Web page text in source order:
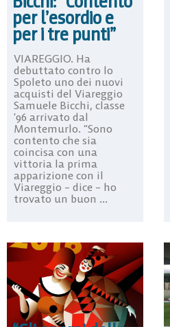
per l’esordio e
per i tre punti”
VIAREGGIO. Ha
debuttato contro lo
Spoleto uno dei nuovi
acquisti del Viareggio
Samuele Bicchi, classe
’96 arrivato dal
Montemurlo. “Sono
contento che sia
coincisa con una
vittoria la prima
apparizione con il
Viareggio – dice – ho
trovato un buon ...